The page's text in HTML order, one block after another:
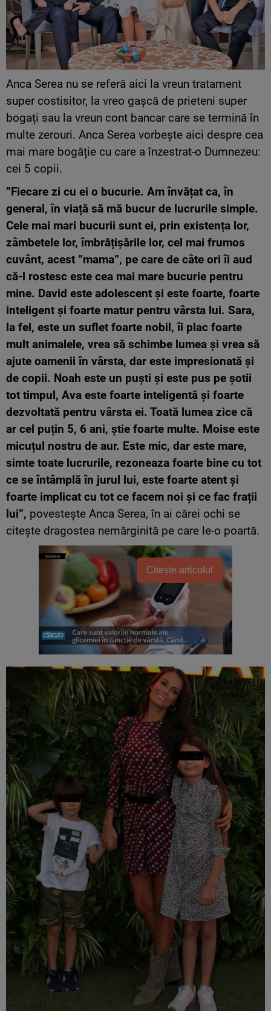
Anca Serea nu se referă aici la vreun tratament
super costisitor, la vreo gașcă de prieteni super
bogați sau la vreun cont bancar care se termină în
multe zerouri. Anca Serea vorbește aici despre cea
mai mare bogăție cu care a înzestrat-o Dumnezeu:
cei 5 copii.
”Fiecare zi cu ei o bucurie. Am învățat ca, în
general, în viață să mă bucur de lucrurile simple.
Cele mai mari bucurii sunt ei, prin existența lor,
zâmbetele lor, îmbrățișările lor, cel mai frumos
cuvânt, acest ”mama”, pe care de câte ori îi aud
că-l rostesc este cea mai mare bucurie pentru
mine. David este adolescent și este foarte, foarte
inteligent și foarte matur pentru vârsta lui. Sara,
la fel, este un suflet foarte nobil, îi plac foarte
mult animalele, vrea să schimbe lumea și vrea să
ajute oamenii în vârsta, dar este impresionată și
de copii. Noah este un puști și este pus pe șotii
tot timpul, Ava este foarte inteligentă și foarte
dezvoltată pentru vârsta ei. Toată lumea zice că
ar cel puțin 5, 6 ani, știe foarte multe. Moise este
micuțul nostru de aur. Este mic, dar este mare,
simte toate lucrurile, rezoneaza foarte bine cu tot
ce se întâmplă în jurul lui, este foarte atent și
foarte implicat cu tot ce facem noi și ce fac frații
lui”, povestește Anca Serea, în ai cărei ochi se
citește dragostea nemărginită pe care le-o poartă.
Citește articolul